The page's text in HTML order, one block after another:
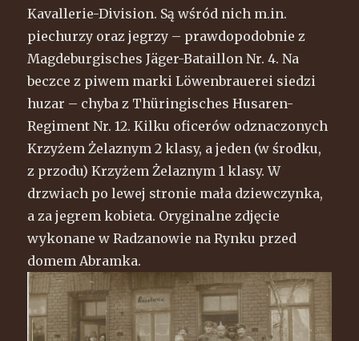
Kavallerie-Division. Są wśród nich m.in.
piechurzy oraz jegrzy – prawdopodobnie z
Magdeburgisches Jäger-Bataillon Nr. 4. Na
beczce z piwem marki Löwenbrauerei siedzi
huzar – chyba z Thüringisches Husaren-
Regiment Nr. 12. Kilku oficerów odznaczonych
Krzyżem Żelaznym 2 klasy, a jeden (w środku,
z przodu) Krzyżem Żelaznym 1 klasy. W
drzwiach po lewej stronie mała dziewczynka,
a za jegrem kobieta. Oryginalne zdjęcie
wykonane w Radzanowie na Rynku przed
domem Abramka.